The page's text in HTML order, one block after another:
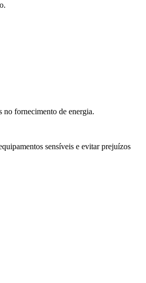
no fornecimento de energia.
sensíveis e evitar prejuízos